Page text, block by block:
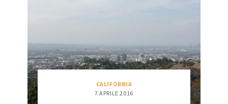
CALIFORNIA
7 APRILE 2016